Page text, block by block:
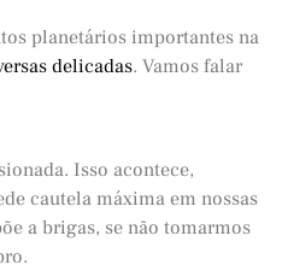
planetários importantes na
delicadas. Vamos falar
Isso acontece,
cautela máxima em nossas
a brigas, se não tomarmos